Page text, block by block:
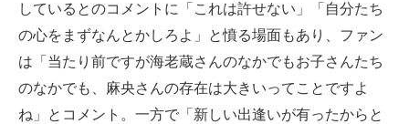
しているとのコメントに「これは許せない」「自分たち
の心をまずなんとかしろよ」と憤る場面もあり、ファン
は「当たり前ですが海老蔵さんのなかでもお子さんたち
のなかでも、麻央さんの存在は大きいってことですよ
ね」とコメント。一方で「新しい出逢いが有ったからと